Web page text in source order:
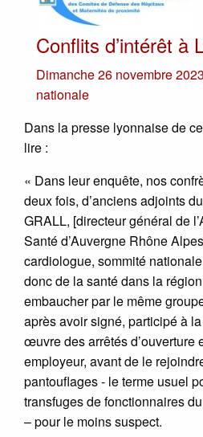
Conflits d’intérêt à
Dimanche 26 novembre 2023
nationale
Dans la presse lyonnaise de
lire :
« Dans leur enquête, nos
deux fois, d’anciens adjoints
GRALL, [directeur général de
Santé d’Auvergne Rhône
cardiologue, sommité
donc de la santé dans la
embaucher par le même
après avoir signé, participé à
œuvre des arrêtés d’ouverture
employeur, avant de le
pantouflages - le terme usuel
transfuges de fonctionnaires
– pour le moins suspect.